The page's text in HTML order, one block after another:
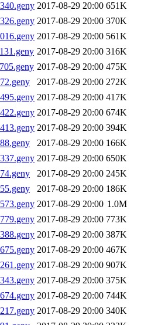
2017-08-29 20:00 651K
2017-08-29 20:00 370K
2017-08-29 20:00 561K
2017-08-29 20:00 316K
2017-08-29 20:00 475K
2017-08-29 20:00 272K
2017-08-29 20:00 417K
2017-08-29 20:00 674K
2017-08-29 20:00 394K
2017-08-29 20:00 166K
2017-08-29 20:00 650K
2017-08-29 20:00 245K
2017-08-29 20:00 186K
2017-08-29 20:00 1.0M
2017-08-29 20:00 773K
2017-08-29 20:00 387K
2017-08-29 20:00 467K
2017-08-29 20:00 907K
2017-08-29 20:00 375K
2017-08-29 20:00 744K
2017-08-29 20:00 340K